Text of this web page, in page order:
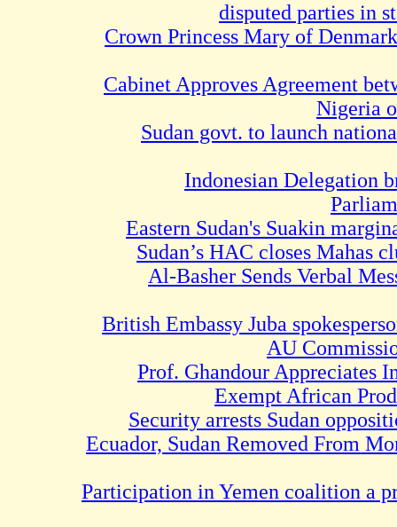
disputed
Crown Princess Mary of
Cabinet Approves
Sudan govt. to launch
Indonesian
Eastern Sudan's Suakin
Sudan’s HAC closes
Al-Basher Sends
British Embassy Juba
AU
Prof. Ghandour
Exempt African
Security arrests Sudan
Ecuador, Sudan Removed
Participation in Yemen